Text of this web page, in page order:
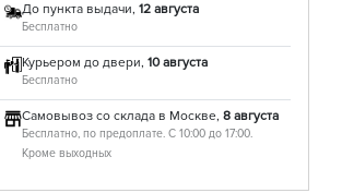
До пункта выдачи, 12 августа
Бесплатно
Курьером до двери, 10 августа
Бесплатно
Самовывоз со склада в Москве, 8 августа
Бесплатно, по предоплате. С 10:00 до 17:00.
Кроме выходных